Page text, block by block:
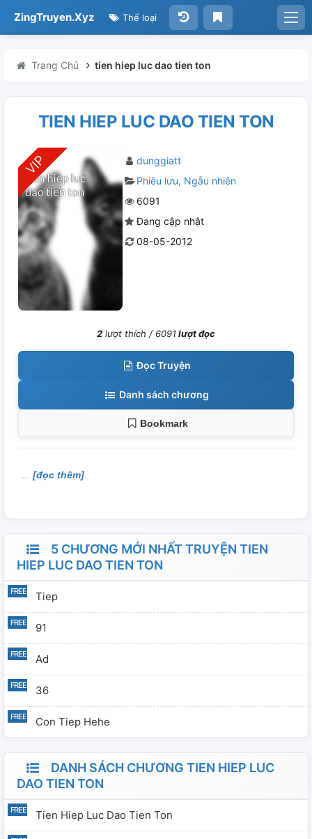
ZingTruyen.Xyz Thể loại
Trang Chủ tien hiep luc dao tien ton
TIEN HIEP LUC DAO TIEN TON
dunggiatt
Phiêu lưu Ngẫu nhiên
6091
Đang cập nhật
08-05-2012
2 lượt thích / 6091lượt đọc
Đọc Truyện
Danh sách chương
Bookmark
[đọc thêm]
5 CHƯƠNG MỚI NHẤT TRUYỆN TIEN
HIEP LUC DAO TIEN TON
Tiep
91
Ad
36
Con Tiep Hehe
DANH SÁCH CHƯƠNG TIEN HIEP LUC
DAO TIEN TON
Tien Hiep Luc Dao Tien Ton